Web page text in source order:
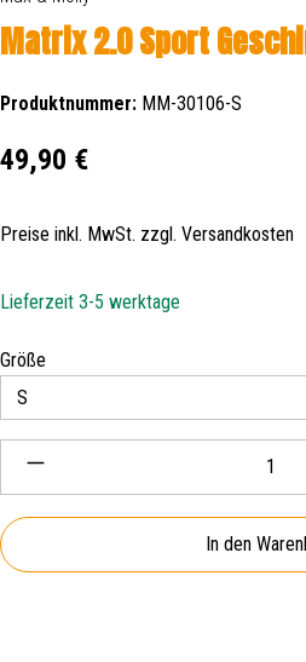
Matrix 2.0 Sport
Produktnummer: MM-30106-S
Regulärer Preis:
49,90 €
Preise inkl. MwSt. zzgl. Versandkosten
Lieferzeit 3-5 werktage
Größe
Produkt Anzahl: Gib den
In den